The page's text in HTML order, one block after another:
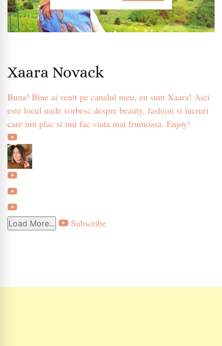
Xaara Novack
Buna! Bine ai venit pe canalul meu, eu sunt Xaara! Aici
este locul unde vorbesc despre beauty, fashion si lucruri
care imi plac si imi fac viata mai frumoasa. Enjoy!
Load More... Subscribe